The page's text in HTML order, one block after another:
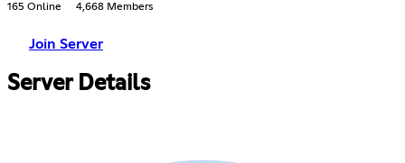
165 Online 4,668 Members
Join Server
Server Details